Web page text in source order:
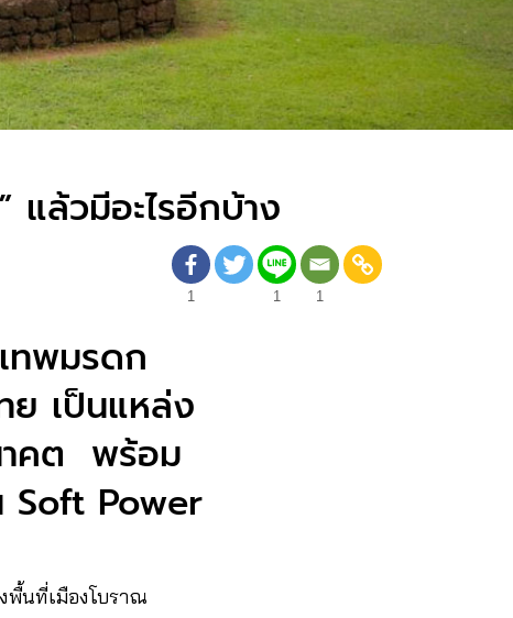
แล้วมีอะไรอีกบ้าง
1
1 1
ทพมรดก
ย เป็นแหล่ง
าคต พร้อม
Soft Power
พื้นที่เมืองโบราณ